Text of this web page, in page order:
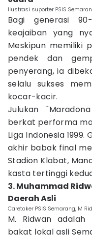
Ilustrasi suporter PSIS
Bagi generasi
keajaiban yang
Meskipun memiliki
pendek dan
penyerang, ia
selalu sukses
kocar-kacir.
Julukan
berkat performa
Liga Indonesia
akhir babak final
Stadion Klabat,
kasta tertinggi
3. Muhammad
Daerah Asli
Caretaker PSIS Semarang, M
M. Ridwan
bakat lokal asli